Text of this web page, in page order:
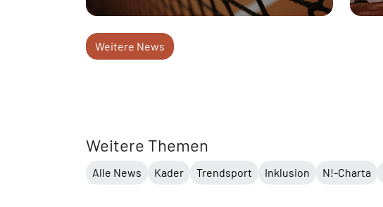
Weitere News
Weitere Themen
Alle News Kader Trendsport Inklusion N!-Charta